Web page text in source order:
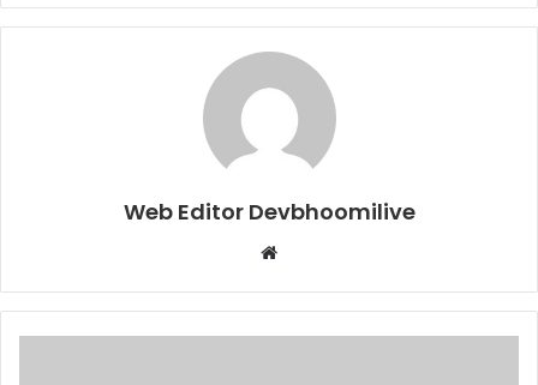
Web Editor Devbhoomilive
Website